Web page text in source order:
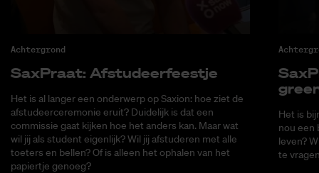
Achtergrond
Sax­Praat: Af­stu­deer­feest­je
Het is al langer een onderwerp op Saxion: hoe ziet de
afstudeerceremonie eruit? Duidelijk is dat een
commissie gaat kijken hoe het anders kan. Maar wat
wil jij als student eigenlijk? Wil jij afstuderen met alle
toeters en bellen? Of is alleen het ophalen van het
papiertje genoeg?
Het is
nou een
leven?
te